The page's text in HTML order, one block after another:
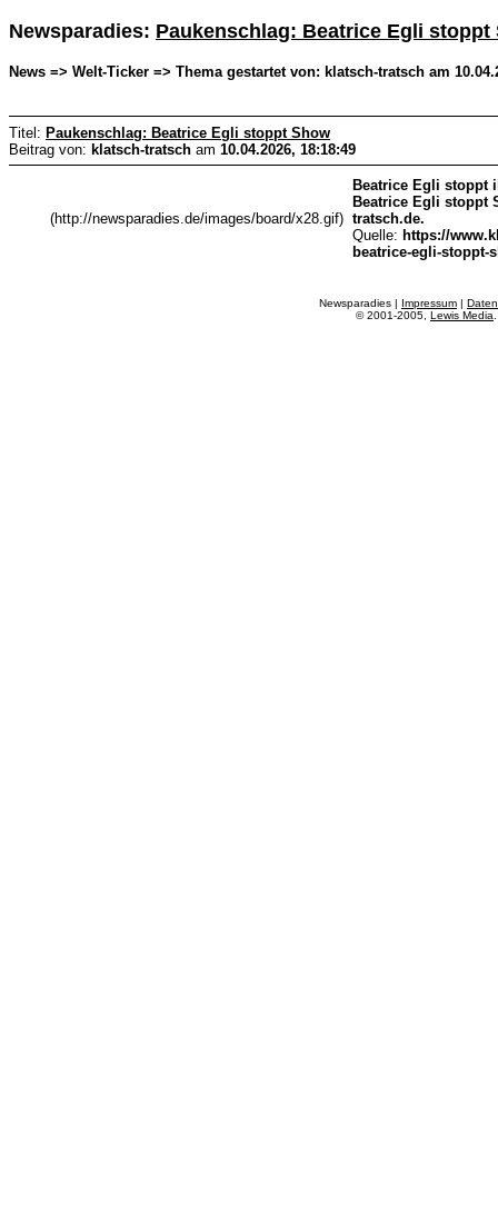
Newsparadies: Paukenschlag: Beatrice Egli stoppt
News => Welt-Ticker => Thema gestartet von: klatsch-tratsch am
Titel: Paukenschlag: Beatrice Egli stoppt Show
Beitrag von: klatsch-tratsch am 10.04.2026, 18:18:49
(http://newsparadies.de/images/board/x28.gif)
Beatrice Egli stoppt
Beatrice Egli stoppt
tratsch.de.
Quelle: https://
beatrice-egli-stoppt-
Newsparadies | Impressum |
© 2001-2005, Lewis Media